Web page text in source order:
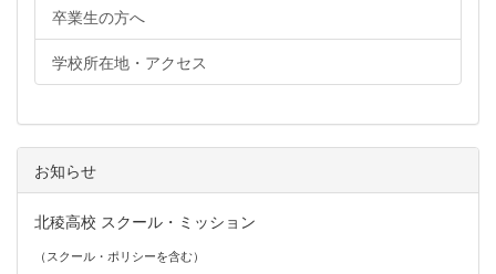
卒業生の方へ
学校所在地・アクセス
お知らせ
北稜高校 スクール・ミッション
（スクール・ポリシーを含む）